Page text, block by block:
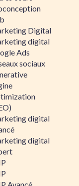
Digital
digital
Ads
sociaux
digital
digital